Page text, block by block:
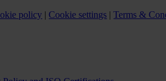
policy | Cookie settings |Terms &